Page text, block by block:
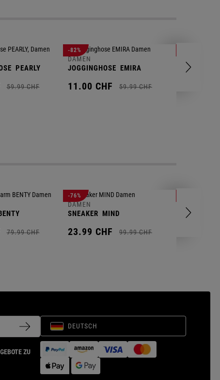
PEARLY
59.99 CHF
-82%
DAMEN
JOGGINGHOSE EMIRA
11.00 CHF 59.99 CHF
79.99 CHF
-76%
DAMEN
SNEAKER MIND
23.99 CHF 99.99 CHF
ZU
DEUTSCH